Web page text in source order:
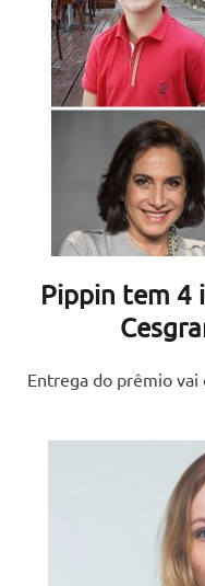
Pippin tem 4
Entrega do prêmio